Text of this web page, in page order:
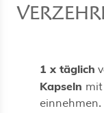
1 x täglich
Kapseln
einnehmen.